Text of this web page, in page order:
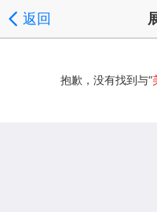
返回
抱歉，没有找到与“